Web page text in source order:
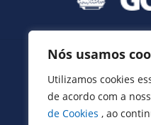
Nós usamos
Utilizamos cookies
de acordo com a
de Cookies , ao
Serviços
Expresso Goiás
Expresso Aplicações